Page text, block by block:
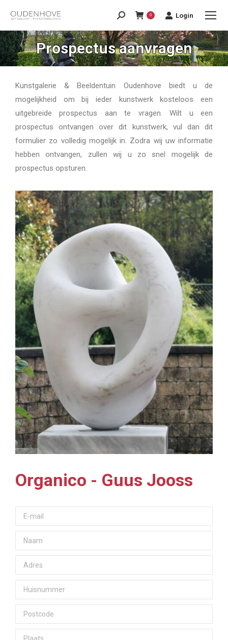
0 Login
Prospectus aanvragen
Kunstgalerie & Beeldentuin Oudenhove biedt u de
mogelijkheid om bij ieder kunstwerk kosteloos een
uitgebreide prospectus aan te vragen. Wilt u een
prospectus ontvangen over dit kunstwerk, vul dan dit
formulier zo volledig mogelijk in. Zodra wij uw informatie
hebben ontvangen, zullen wij u zo snel mogelijk de
prospectus opsturen.
Organico - Guus Jooss